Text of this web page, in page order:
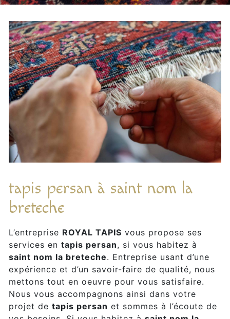
tapis persan à saint nom la
breteche
L’entreprise ROYAL TAPIS vous propose ses
services en tapis persan, si vous habitez à
saint nom la breteche. Entreprise usant d’une
expérience et d’un savoir-faire de qualité, nous
mettons tout en oeuvre pour vous satisfaire.
Nous vous accompagnons ainsi dans votre
projet de tapis persan et sommes à l’écoute de